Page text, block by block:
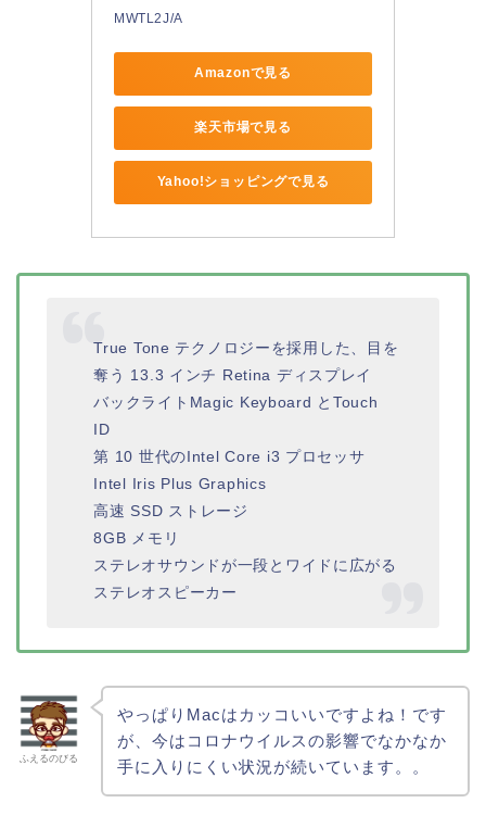
MWTL2J/A
Amazonで見る
楽天市場で見る
Yahoo!ショッピングで見る
True Tone テクノロジーを採用した、目を
奪う 13.3 インチ Retina ディスプレイ
バックライトMagic Keyboard とTouch
ID
第 10 世代のIntel Core i3 プロセッサ
Intel Iris Plus Graphics
高速 SSD ストレージ
8GB メモリ
ステレオサウンドが一段とワイドに広がる
ステレオスピーカー
ふえるのびる
やっぱりMacはカッコいいですよね！です
が、今はコロナウイルスの影響でなかなか
手に入りにくい状況が続いています。。